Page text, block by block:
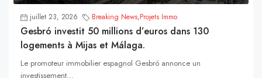
juillet 23, 2026 Breaking News,Projets Immo
Gesbró investit 50 millions d’euros dans 130
logements à Mijas et Málaga.
Le promoteur immobilier espagnol Gesbró annonce un
investissement...